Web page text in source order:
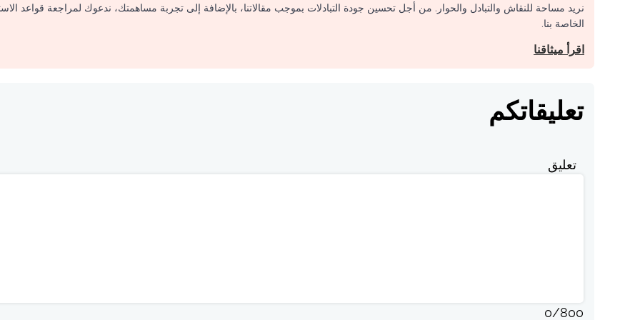
نريد مساحة للنقاش والتبادل والحوار. من أجل تحسين جودة التبادلات بموجب مقالاتنا، بالإضافة إلى تجربة مساهمتك، ندعوك لمراجعة قواعد
الخاصة بنا.
اقرأ ميثاقنا
تعليقاتكم
تعليق
0/800